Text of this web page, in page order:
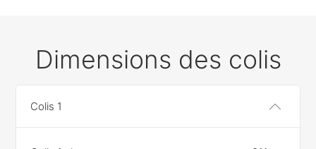
Dimensions des colis
Colis 1